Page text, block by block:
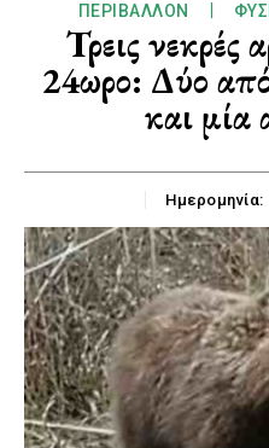
ΠΕΡΙΒΆΛΛΟΝ
Τρεις νεκρές
24ωρο: Δύο
και μία
Ημερομηνία: